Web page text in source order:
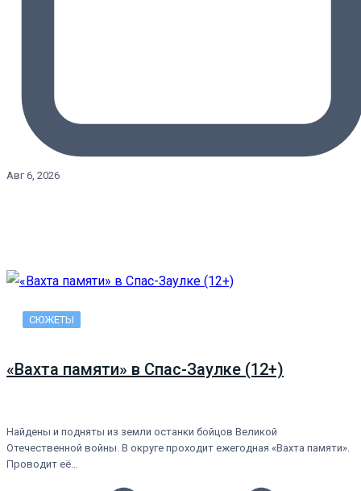
Авг 6, 2026
СЮЖЕТЫ
«Вахта памяти» в Спас-Заулке (12+)
Найдены и подняты из земли останки бойцов Великой
Отечественной войны. В округе проходит ежегодная «Вахта памяти».
Проводит её…